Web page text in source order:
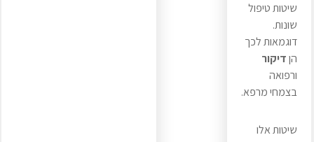
שיטות טיפול
שונות.
דוגמאות לכך
הןדיקור
ורפואה
בצמחי מרפא.
שיטות אלו